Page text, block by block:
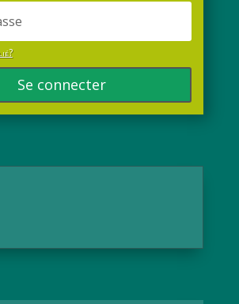
Se connecter